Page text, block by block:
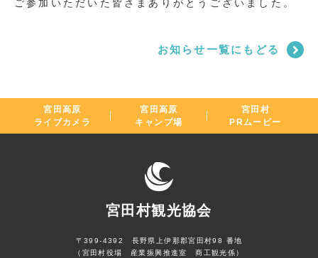
ご参加いただいた皆さまありがとうございました。
お知らせ一覧にもどる
宮田高原
ライブカメラ
宮田高原
キャンプ場
宮田村
PRムービー
宮田村観光協会
〒399-4392 長野県上伊那郡宮田村98 番地
（宮田村役場 産業振興推進室 商工観光係）